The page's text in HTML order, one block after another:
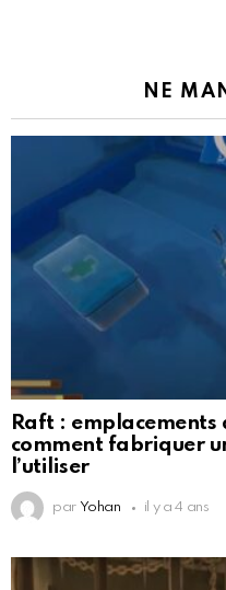
NE
Raft : emplacements
comment fabriquer
l’utiliser
par Yohan il y a 4 ans